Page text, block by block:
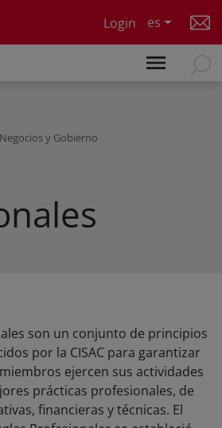
Login
es
Negocios y Gobierno
son un conjunto de principios
por la CISAC para garantizar
ejercen sus actividades
prácticas profesionales, de
financieras y técnicas. El